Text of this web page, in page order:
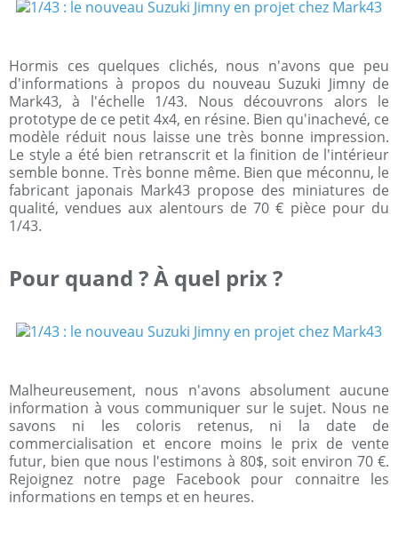
Hormis ces quelques clichés, nous n'avons que peu
d'informations à propos du nouveau Suzuki Jimny de
Mark43, à l'échelle 1/43. Nous découvrons alors le
prototype de ce petit 4x4, en résine. Bien qu'inachevé, ce
modèle réduit nous laisse une très bonne impression.
Le style a été bien retranscrit et la finition de l'intérieur
semble bonne. Très bonne même. Bien que méconnu, le
fabricant japonais Mark43 propose des miniatures de
qualité, vendues aux alentours de 70 € pièce pour du
1/43.
Pour quand ? À quel prix ?
Malheureusement, nous n'avons absolument aucune
information à vous communiquer sur le sujet. Nous ne
savons ni les coloris retenus, ni la date de
commercialisation et encore moins le prix de vente
futur, bien que nous l'estimons à 80$, soit environ 70 €.
Rejoignez notre page Facebook pour connaitre les
informations en temps et en heures.